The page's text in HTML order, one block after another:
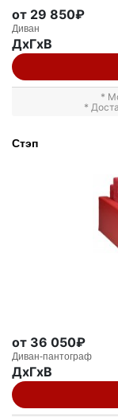
от 29 850₽
Диван
ДxГxВ
*
*
Стэп
от 36 050₽
Диван-пантограф
ДxГxВ